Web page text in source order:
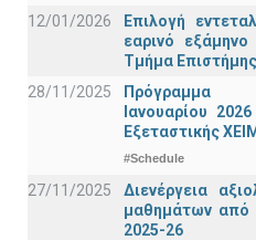
12/01/2026
Επιλογή
εαρινό
Τμήμα
28/11/2025
Πρόγραμμα
Ιανουαρίου
Εξεταστικής
#Schedule
27/11/2025
Διενέργεια
μαθημάτων από
2025-26